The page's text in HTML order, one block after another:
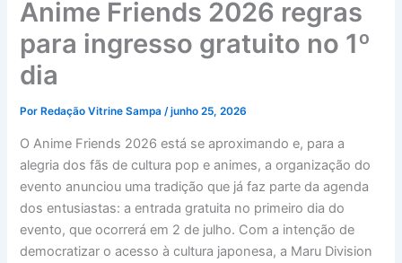
Anime Friends 2026 regras
para ingresso gratuito no 1º
dia
Por Redação Vitrine Sampa/junho 25, 2026
O Anime Friends 2026 está se aproximando e, para a
alegria dos fãs de cultura pop e animes, a organização do
evento anunciou uma tradição que já faz parte da agenda
dos entusiastas: a entrada gratuita no primeiro dia do
evento, que ocorrerá em 2 de julho. Com a intenção de
democratizar o acesso à cultura japonesa, a Maru Division